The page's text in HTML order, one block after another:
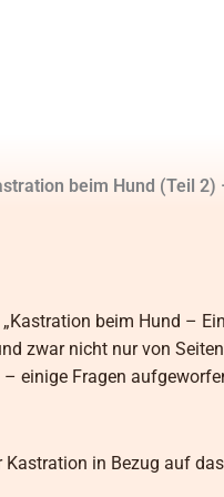
beim Hund (Teil
beim Hund –
zwar nicht nur von
einige Fragen
in Bezug auf